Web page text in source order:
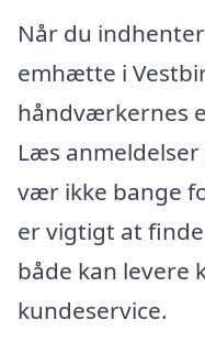
Når du
emhætte i
håndværkernes
Læs
vær ikke bange
er vigtigt at
både kan levere
kundeservice.